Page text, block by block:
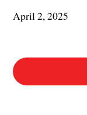
April 2, 2025